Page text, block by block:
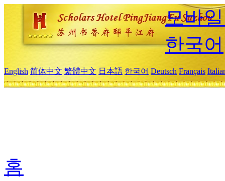
모바
한국어
English 简体中文 繁體中文 日本語 한국어 Deutsch Français
홈